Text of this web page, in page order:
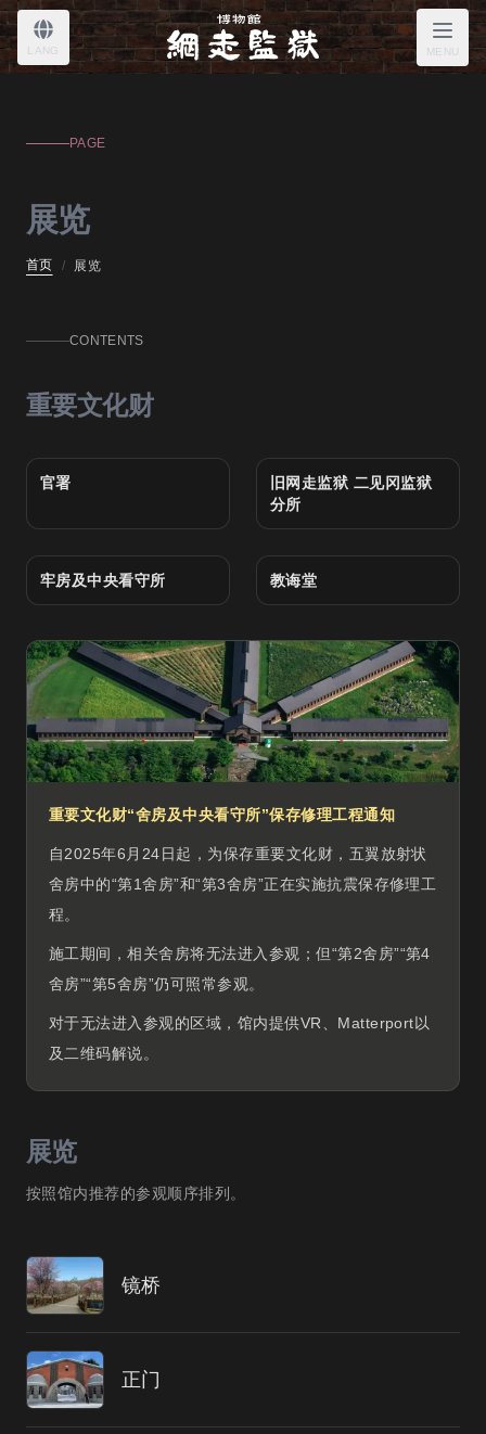
LANG MENU
PAGE
展览
首页 / 展览
CONTENTS
重要文化财
官署
旧网走监狱 二见冈监狱
分所
牢房及中央看守所 教诲堂
重要文化财“舍房及中央看守所”保存修理工程通知
自2025年6月24日起，为保存重要文化财，五翼放射状
舍房中的“第1舍房”和“第3舍房”正在实施抗震保存修理工
程。
施工期间，相关舍房将无法进入参观；但“第2舍房”“第4
舍房”“第5舍房”仍可照常参观。
对于无法进入参观的区域，馆内提供VR、Matterport以
及二维码解说。
展览
按照馆内推荐的参观顺序排列。
镜桥
正门